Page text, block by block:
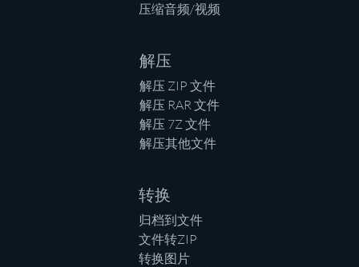
压缩音频/视频
解压
解压 ZIP 文件
解压 RAR 文件
解压 7Z 文件
解压其他文件
转换
归档到文件
文件转ZIP
转换图片